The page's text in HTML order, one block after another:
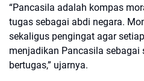
“Pancasila adalah kompas
tugas sebagai abdi negara.
sekaligus pengingat agar
menjadikan Pancasila
bertugas,” ujarnya.